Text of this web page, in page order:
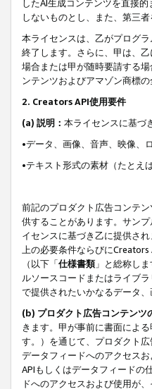
したAI生成コンテンツを直接
しないものとし、また、第三
本ライセンスは、乙がプログ
終了します。さらに、甲は、
場合または甲が随時要請する
ンテンツおよびアマゾン商標
2. Creators API使用要件
(a) 説明： 本ライセンスに基づ
•データ、画像、音声、映像、
•テキスト形式の素材（たとえ
前記のプロダクト広告コンテ
供することがあります。サン
イセンスに基づき乙に提供さ
上の必要条件ならびに
（以下「仕様書類」と総称し
ルソースコードまたはライブ
で提供されたいかなるデータ
(b) プロダクト広告コンテン
きます。甲が事前に書面によ
す。）を通じて、プロダクト
データフィードへのアクセス
APIもしくはデータフィードの
ドへのアクセスおよび使用が